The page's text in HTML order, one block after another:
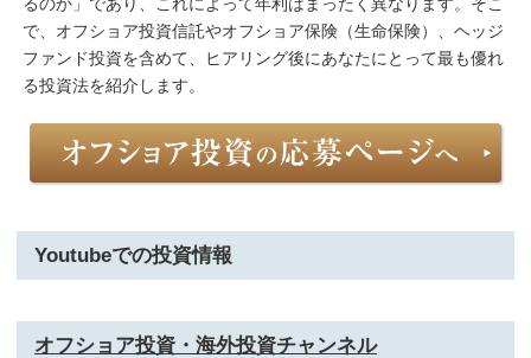
で、オフショア投資信託やオフショア保険（生命保険）、ヘッジ
ファンド投資を含めて、ヒアリング後にあなたにとって最も優れ
る投資法を紹介します。
Youtubeでの投資情報
オフショア投資・海外投資チャンネル